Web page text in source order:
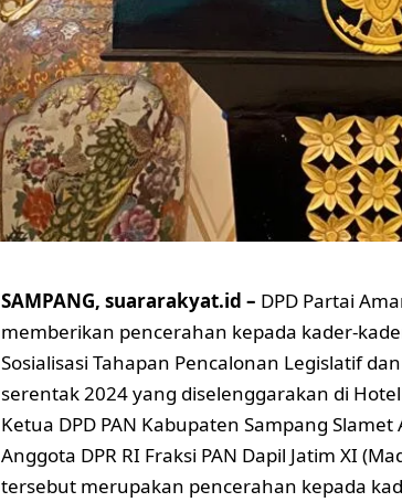
SAMPANG, suararakyat.id – DPD Partai
memberikan pencerahan kepada kader-
Sosialisasi Tahapan Pencalonan Legislatif
serentak 2024 yang diselenggarakan di
Ketua DPD PAN Kabupaten Sampang
Anggota DPR RI Fraksi PAN Dapil Jatim XI
tersebut merupakan pencerahan kepada